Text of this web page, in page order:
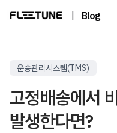
Blog
운송관리시스템(TMS)
고정배송에서
발생한다면?